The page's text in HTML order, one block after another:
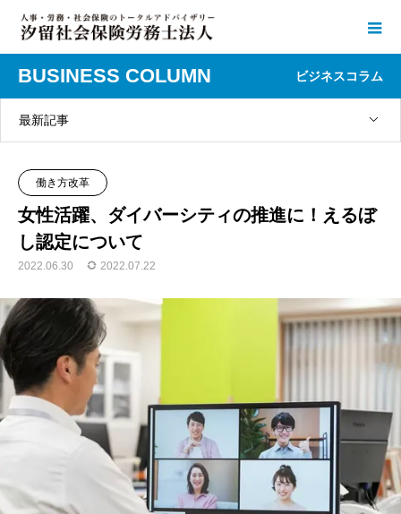
BUSINESS COLUMN ビジネスコラム
最新記事
働き方改革
女性活躍、ダイバーシティの推進に！えるぼ
し認定について
2022.06.30 2022.07.22